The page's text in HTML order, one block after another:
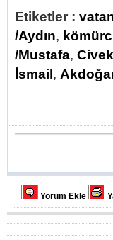
Etiketler :
/Aydın,
/Mustafa,
İsmail ,
Yorum Ekle